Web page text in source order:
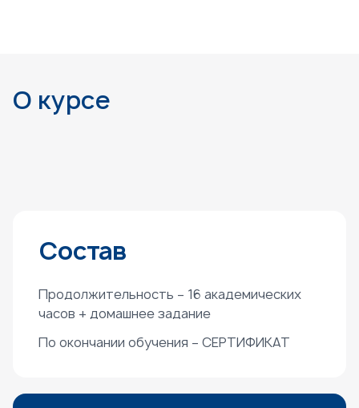
О курсе
Состав
Продолжительность – 16 академических
часов + домашнее задание
По окончании обучения – СЕРТИФИКАТ